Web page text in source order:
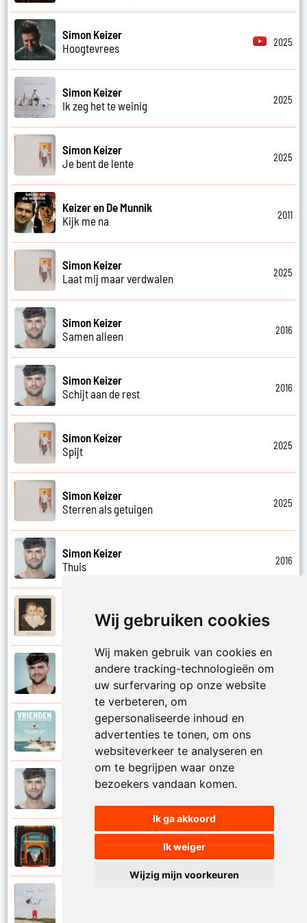
Wij gebruiken cookies
Wij maken gebruik van cookies en
andere tracking-technologieën om
uw surfervaring op onze website
te verbeteren, om
gepersonaliseerde inhoud en
advertenties te tonen, om ons
websiteverkeer te analyseren en
om te begrijpen waar onze
bezoekers vandaan komen.
Ik ga akkoord
Ik weiger
Wijzig mijn voorkeuren
Simon Keizer
Hoogtevrees
2025
Simon Keizer
Ik zeg het te weinig
2025
Simon Keizer
Je bent de lente
2025
Keizer en De Munnik
Kijk me na
2011
Simon Keizer
Laat mij maar verdwalen
2025
Simon Keizer
Samen alleen
2016
Simon Keizer
Schijt aan de rest
2016
Simon Keizer
Spijt
2025
Simon Keizer
Sterren als getuigen
2025
Simon Keizer
Thuis
2016
Simon Keizer
Vaderdag (deel 2)
Simon Keizer
Verdwalen
Diverse artiesten
Vrienden
Simon Keizer